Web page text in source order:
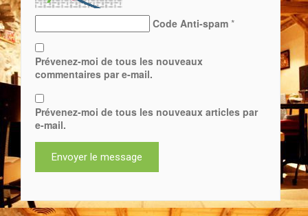
Code Anti-spam *
Prévenez-moi de tous les nouveaux
commentaires par e-mail.
Prévenez-moi de tous les nouveaux articles par
e-mail.